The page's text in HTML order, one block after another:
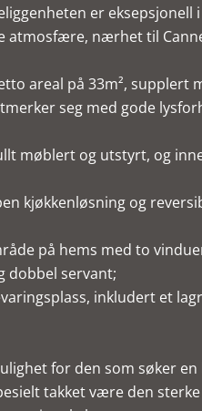
er
atmosfære, nærhet til
areal på 33m², supplert
seg med gode
møblert og utstyrt, og
kjøkkenløsning og
på hems med to
dobbel servant;
inkludert et
for den som søker
takket være den